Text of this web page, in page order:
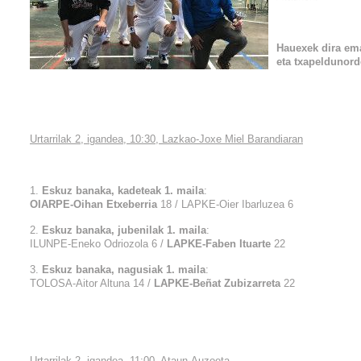
Hauexek dira
eta
Urtarrilak 2, igandea, 10:30, Lazkao-Joxe Miel Barandiaran
1. Eskuz banaka, kadeteak 1. maila:
OIARPE-Oihan Etxeberria18 / LAPKE-Oier Ibarluzea 6
2. Eskuz banaka, jubenilak 1. maila:
ILUNPE-Eneko Odriozola 6 / LAPKE-Faben Ituarte 22
3. Eskuz banaka, nagusiak 1. maila:
TOLOSA-Aitor Altuna 14 / LAPKE-Beñat Zubizarreta22